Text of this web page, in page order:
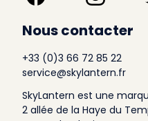
Nous contacter
+33 (0)3 66 72 85 22
service@skylantern.fr
SkyLantern est une
2 allée de la Haye du